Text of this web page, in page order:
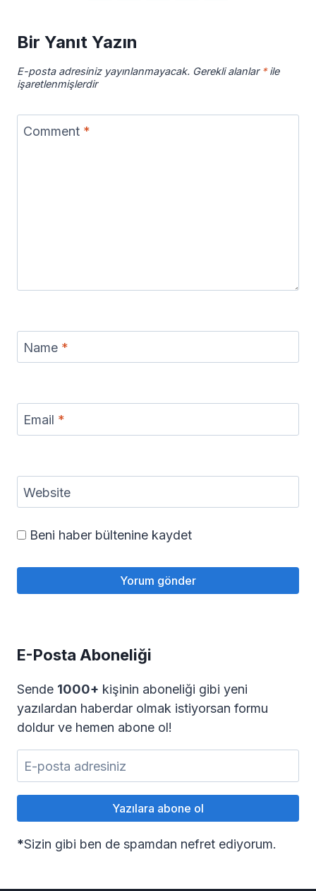
Bir Yanıt Yazın
E-posta adresiniz yayınlanmayacak. Gerekli alanlar *ile
işaretlenmişlerdir
Comment *
Name *
Email *
Website
Beni haber bültenine kaydet
E-Posta Aboneliği
Sende 1000+ kişinin aboneliği gibi yeni
yazılardan haberdar olmak istiyorsan formu
doldur ve hemen abone ol!
*Sizin gibi ben de spamdan nefret ediyorum.